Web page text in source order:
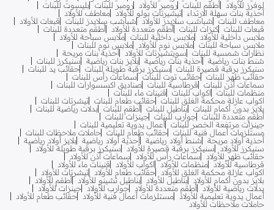
لوفرز للأولاد أطقم للبنات رومبر للأولاد رومبر للبنات بليسوت للبنات
أحذية بنات سهلة الارتداء تيشيرتات بولو للأولاد معاطف للأولاد
معاطف للبنات
شباشب سلايدز للأولاد شباشب سلايدز للبنات
قبعات للأولاد
قبعات للبنات كنزات للبنات أطقم متعددة للأولاد أطقم متعددة للبنات
ملابس داخلية للأولاد ملابس داخلية للبنات ملابس سباحة للأولاد
ملابس سباحة للبنات ملابس نوم للأولاد ملابس نوم للبنات
نظارات شمسية للبنات
سويتشيرتات للأولاد أحذية بنات مريحة
شنط بنات رياضية أحذية بنات رياضية بلايز بنات رياضية
سنيكرز للبنات
سنيكرز برقبة قصيرة للبنات
سنيكرز برقبة طويلة للبنات حقائب يد للبنات
حقائب ظهر للبنات حقائب توت للبنات
سماعات رأس للبنات
سماعات أذن للبنات
قرطاسية للبنات صناديق اكسسوارات للبنات
منظمات للبنات
اكواب للبنات
قنينات ماء للبنات
اكواب عازلة محكمة الغلق للبنات حقائب طعام للبنات تيشرتات للبنات
بلايز بدون أكمام للبنات بناطيل للبنات أطقم للبنات بدلات رياضية للبنات
أطقم متعددة للبنات جوارب للبنات جينزات للبنات
جينزات مرتفعة الخصر للبنات أعمال يدوية تعليمية للبنات
مستلزمات أعمال فنية للبنات حقائب طعام للبنات حاملات ملاحظات للبنات
أحذية أولاد مريحة
شنط أولاد رياضية أحذية أولاد رياضية بلايز أولاد رياضية
سنيكرز للأولاد
سنيكرز برقبة قصيرة للأولاد
سنيكرز برقبة طويلة للأولاد
حقائب ظهر للأولاد
سماعات رأس للأولاد
سماعات أذن للأولاد
قرطاسية للأولاد منظمات للأولاد اكواب للأولاد
قنينات ماء للأولاد
اكواب عازلة محكمة الغلق للأولاد حقائب طعام للأولاد تيشرتات للأولاد
بلايز بدون أكمام للأولاد بناطيل للأولاد بناطيل تشينو للأولاد أطقم للأولاد
بدلات رياضية للأولاد أطقم متعددة للأولاد جوارب للأولاد جينزات للأولاد
أعمال يدوية تعليمية للأولاد مستلزمات أعمال فنية للأولاد حقائب طعام للأولاد
حاملات ملاحظات للأولاد